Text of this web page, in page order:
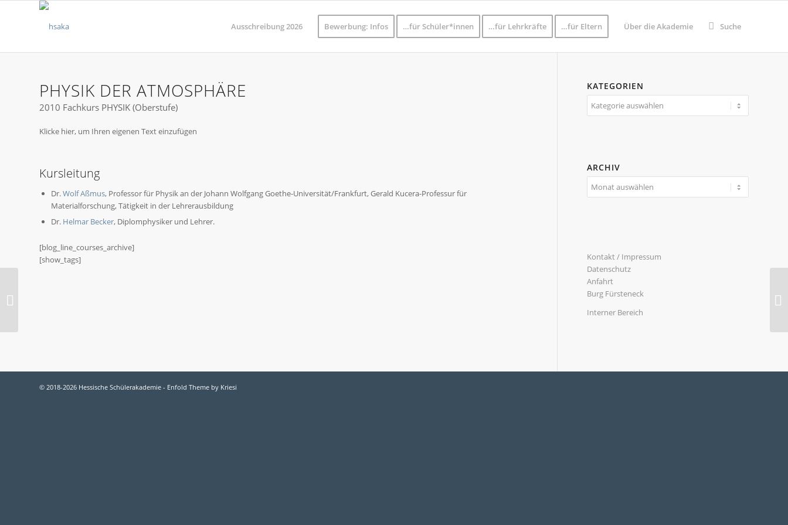
Ausschreibung 2026 Bewerbung: Infos …für Schüler*innen …für Lehrkräfte …für Eltern Über die Akademie Suche
PHYSIK DER ATMOSPHÄRE
2010 Fachkurs PHYSIK (Oberstufe)
Klicke hier, um Ihren eigenen Text einzufügen
Kursleitung
Dr.Wolf Aßmus, Professor für Physik an der Johann Wolfgang Goethe-Universität/Frankfurt, Gerald Kucera-Professur für
Materialforschung, Tätigkeit in der Lehrerausbildung
Dr. Helmar Becker, Diplomphysiker und Lehrer.
[blog_line_courses_archive]
[show_tags]
KATEGORIEN
Kategorien
ARCHIV
Kontakt / Impressum
Datenschutz
Anfahrt
Burg Fürsteneck
Interner Bereich
© 2018-2026 Hessische Schülerakademie - Enfold Theme by Kriesi